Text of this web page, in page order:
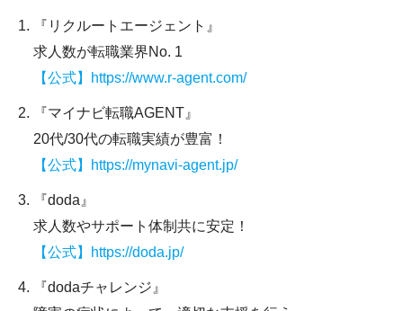
『リクルートエージェント』
求人数が転職業界No. 1
【公式】https://www.r-agent.com/
『マイナビ転職AGENT』
20代/30代の転職実績が豊富！
【公式】https://mynavi-agent.jp/
『doda』
求人数やサポート体制共に安定！
【公式】https://doda.jp/
『dodaチャレンジ』